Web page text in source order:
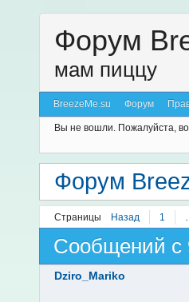
Форум
мам пиццу
BreezeMe.su Форум
Вы не вошли. Пожалуйста,
Форум
Страницы Назад 1
Сообщений с
Dziro_Mariko